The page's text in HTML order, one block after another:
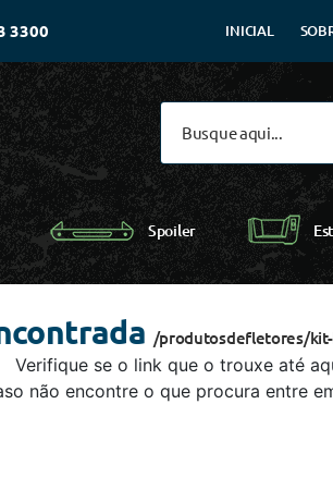
3300 INICIAL
Spoiler
/produtosdefletores/
Verifique se o link que o trouxe até
não encontre o que procura entre